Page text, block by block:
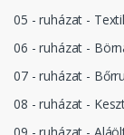
05 - ruházat -
06 - ruházat -
07 - ruházat -
08 - ruházat -